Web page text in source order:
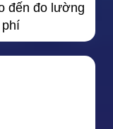
đến đo lường